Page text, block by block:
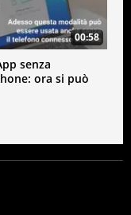
00:58
senza
ora si può